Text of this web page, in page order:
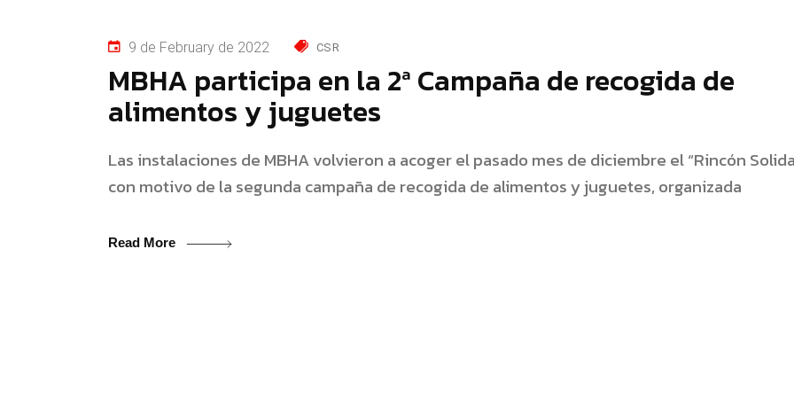
9 de February de 2022 CSR
MBHA participa en la 2ª Campaña de recogida de
alimentos y juguetes
Las instalaciones de MBHA volvieron a acoger el pasado mes de diciembre el “Rincón
con motivo de la segunda campaña de recogida de alimentos y juguetes, organizada
Read More